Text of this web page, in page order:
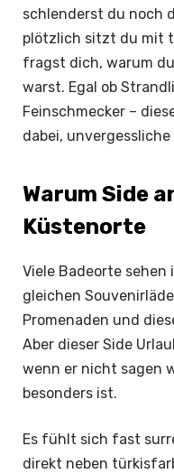
schlenderst du noch
plötzlich sitzt du mit
fragst dich, warum
warst. Egal ob
Feinschmecker –
dabei,
Warum Side
Küstenorte
Viele Badeorte sehen
gleichen
Promenaden und
Aber dieser Side
wenn er nicht sagen
besonders ist.
Es fühlt sich fast
direkt neben